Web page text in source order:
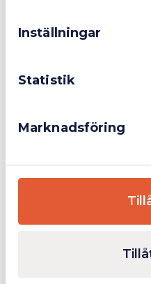
Inställningar
Statistik
Marknadsföring
Privatperson
Strålvinkel Huvud
Sekundärt ljus:
Ljusflöde, Max (lumen)
Belysningsstyrka, Max (Lux)
Strålvinkel (°)